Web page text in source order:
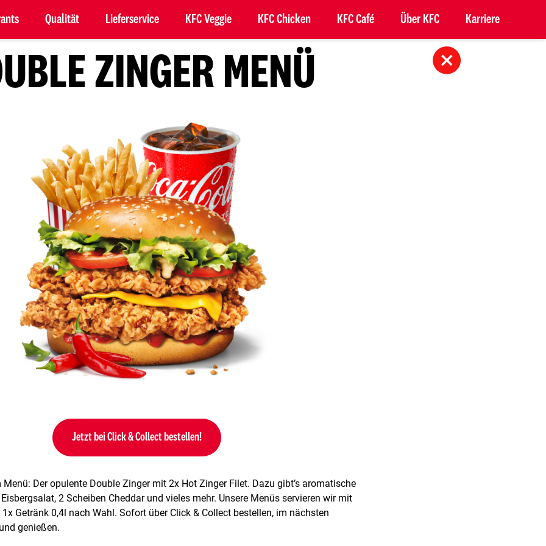
Qualität Lieferservice KFC Veggie KFC Chicken KFC Café Über KFC Karriere
ZINGER MENÜ
Jetzt bei Click & Collect bestellen!
Menü: Der opulente Double Zinger mit 2x Hot Zinger Filet. Dazu gibt’s aromatische
2 Scheiben Cheddar und vieles mehr. Unsere Menüs servieren wir mit
Getränk 0,4l nach Wahl. Sofort über Click & Collect bestellen, im nächsten
genießen.